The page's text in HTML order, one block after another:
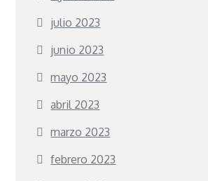
julio 2023
junio 2023
mayo 2023
abril 2023
marzo 2023
febrero 2023